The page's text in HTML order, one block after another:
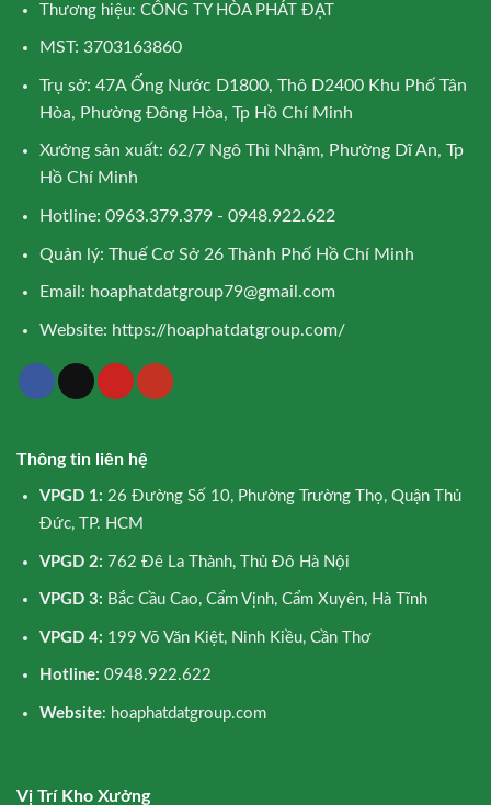
Thương hiệu: CÔNG TY HÒA PHÁT ĐẠT
MST: 3703163860
Trụ sở: 47A Ống Nước D1800, Thô D2400 Khu Phố Tân
Hòa, Phường Đông Hòa, Tp Hồ Chí Minh
Xưởng sản xuất: 62/7 Ngô Thì Nhậm, Phường Dĩ An, Tp
Hồ Chí Minh
Hotline: 0963.379.379 - 0948.922.622
Quản lý: Thuế Cơ Sở 26 Thành Phố Hồ Chí Minh
Email: hoaphatdatgroup79@gmail.com
Website: https://hoaphatdatgroup.com/
Thông tin liên hệ
VPGD 1: 26 Đường Số 10, Phường Trường Thọ, Quận Thủ
Đức, TP. HCM
VPGD 2: 762 Đê La Thành, Thủ Đô Hà Nội
VPGD 3: Bắc Cầu Cao, Cẩm Vịnh, Cẩm Xuyên, Hà Tĩnh
VPGD 4: 199 Võ Văn Kiệt, Ninh Kiều, Cần Thơ
Hotline: 0948.922.622
Website: hoaphatdatgroup.com
Vị Trí Kho Xưởng